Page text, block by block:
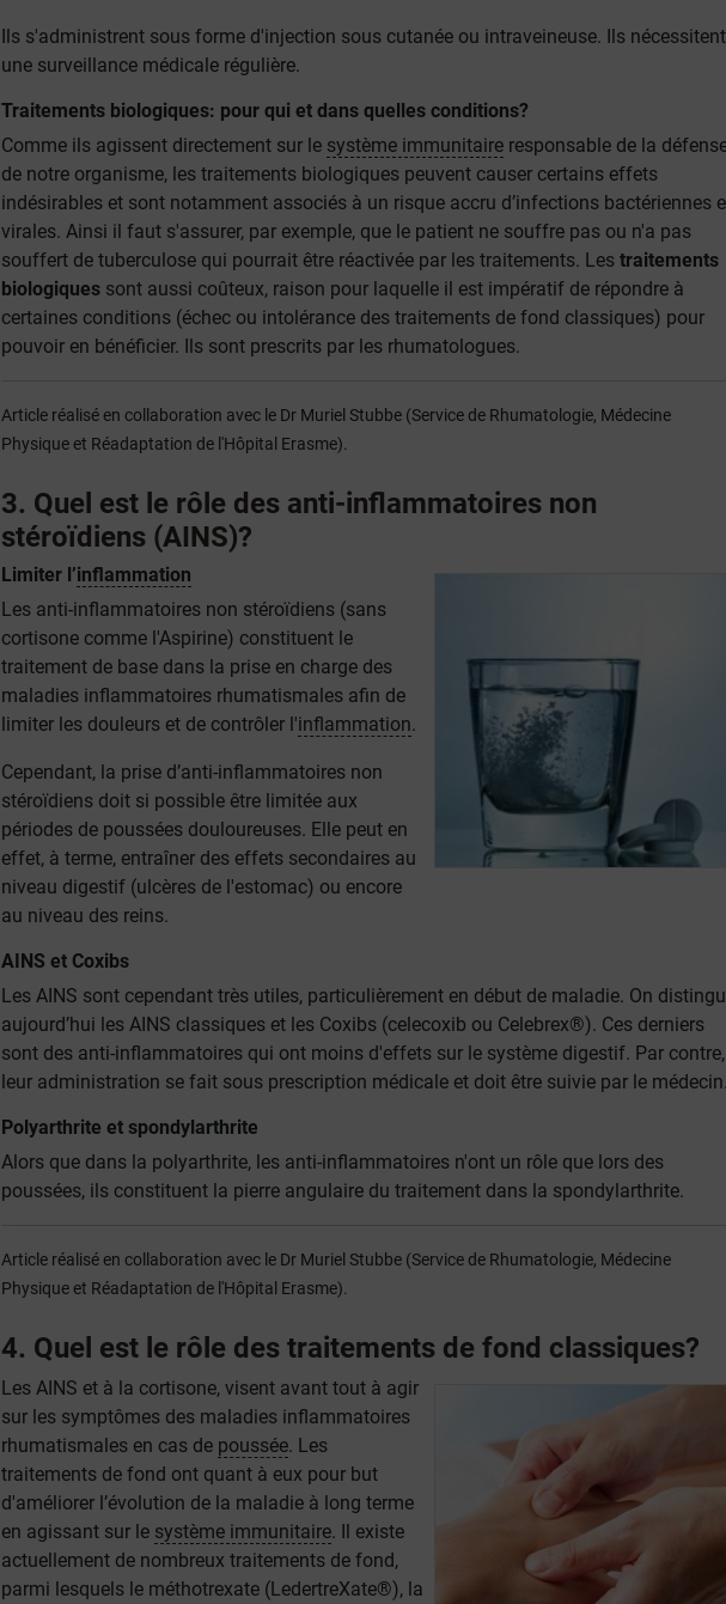
Ils s'administrent sous forme d'injection sous cutanée ou intraveineuse. Ils nécessitent
une surveillance médicale régulière.
Traitements biologiques: pour qui et dans quelles conditions?
Comme ils agissent directement sur le système immunitaireresponsable de la
de notre organisme, les traitements biologiques peuvent causer certains effets
indésirables et sont notamment associés à un risque accru d’infections bactériennes
virales. Ainsi il faut s'assurer, par exemple, que le patient ne souffre pas ou n'a pas
souffert de tuberculose qui pourrait être réactivée par les traitements. Les traitements
biologiquessont aussi coûteux, raison pour laquelle il est impératif de répondre à
certaines conditions (échec ou intolérance des traitements de fond classiques) pour
pouvoir en bénéficier. Ils sont prescrits par les rhumatologues.
Article réalisé en collaboration avec le Dr Muriel Stubbe (Service de Rhumatologie, Médecine
Physique et Réadaptation de l'Hôpital Erasme).
3. Quel est le rôle des anti-inflammatoires non
stéroïdiens (AINS)?
Limiter l’inflammation
Les anti-inflammatoires non stéroïdiens (sans
cortisone comme l'Aspirine) constituent le
traitement de base dans la prise en charge des
maladies inflammatoires rhumatismales afin de
limiter les douleurs et de contrôler l'inflammation.
Cependant, la prise d’anti-inflammatoires non
stéroïdiens doit si possible être limitée aux
périodes de poussées douloureuses. Elle peut en
effet, à terme, entraîner des effets secondaires au
niveau digestif (ulcères de l'estomac) ou encore
au niveau des reins.
AINS et Coxibs
Les AINS sont cependant très utiles, particulièrement en début de maladie. On
aujourd’hui les AINS classiques et les Coxibs (celecoxib ou Celebrex®). Ces derniers
sont des anti-inflammatoires qui ont moins d'effets sur le système digestif. Par contre,
leur administration se fait sous prescription médicale et doit être suivie par le médecin.
Polyarthrite et spondylarthrite
Alors que dans la polyarthrite, les anti-inflammatoires n'ont un rôle que lors des
poussées, ils constituent la pierre angulaire du traitement dans la spondylarthrite.
Article réalisé en collaboration avec le Dr Muriel Stubbe (Service de Rhumatologie, Médecine
Physique et Réadaptation de l'Hôpital Erasme).
4. Quel est le rôle des traitements de fond classiques?
Les AINS et à la cortisone, visent avant tout à agir
sur les symptômes des maladies inflammatoires
rhumatismales en cas de poussée. Les
traitements de fond ont quant à eux pour but
d'améliorer l’évolution de la maladie à long terme
en agissant sur le système immunitaire. Il existe
actuellement de nombreux traitements de fond,
parmi lesquels le méthotrexate (LedertreXate®), la